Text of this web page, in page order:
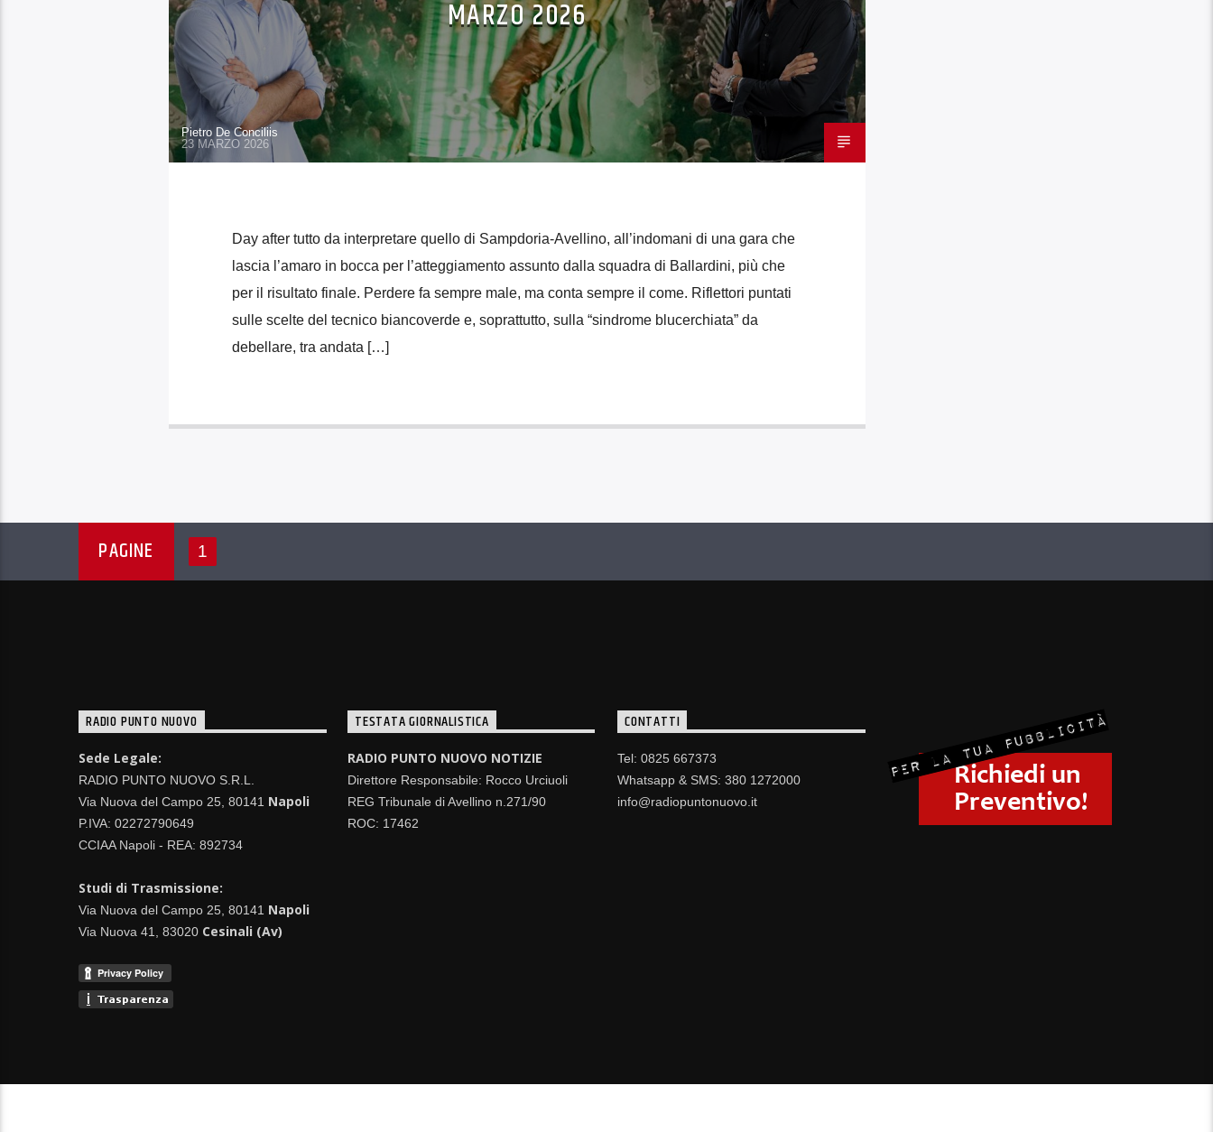
MARZO 2026
Pietro De Conciliis
23 MARZO 2026
Day after tutto da interpretare quello di Sampdoria-Avellino, all’indomani di una gara che
lascia l’amaro in bocca per l’atteggiamento assunto dalla squadra di Ballardini, più che
per il risultato finale. Perdere fa sempre male, ma conta sempre il come. Riflettori puntati
sulle scelte del tecnico biancoverde e, soprattutto, sulla “sindrome blucerchiata” da
debellare, tra andata […]
PAGINE 1
RADIO PUNTO NUOVO
Sede Legale:
RADIO PUNTO NUOVO S.R.L.
Via Nuova del Campo 25, 80141 Napoli
P.IVA: 02272790649
CCIAA Napoli - REA: 892734
Studi di Trasmissione:
Via Nuova del Campo 25, 80141 Napoli
Via Nuova 41, 83020 Cesinali (Av)
TESTATA GIORNALISTICA
RADIO PUNTO NUOVO NOTIZIE
Direttore Responsabile: Rocco Urciuoli
REG Tribunale di Avellino n.271/90
ROC: 17462
CONTATTI
Tel: 0825 667373
Whatsapp & SMS: 380 1272000
info@radiopuntonuovo.it